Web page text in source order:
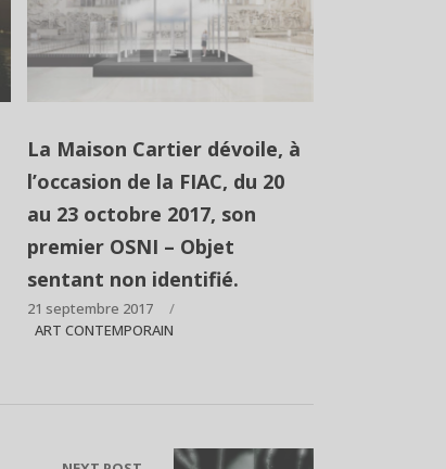
La Maison Cartier dévoile, à
l’occasion de la FIAC, du 20
au 23 octobre 2017, son
premier OSNI – Objet
sentant non identifié.
21 septembre 2017
ART CONTEMPORAIN